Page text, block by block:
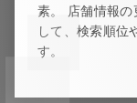
素。 店舗情報
して、検索順位
す。